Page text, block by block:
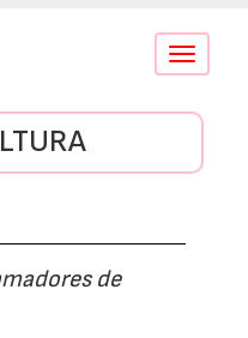
Conmutar
de